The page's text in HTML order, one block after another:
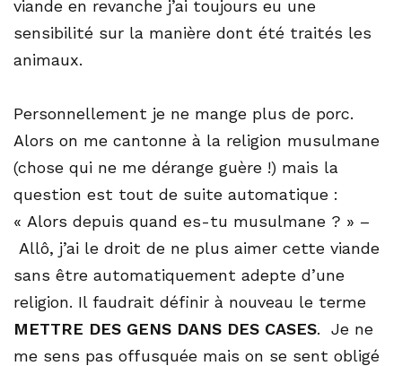
viande en revanche j’ai toujours eu une
sensibilité sur la manière dont été traités les
animaux.
Personnellement je ne mange plus de porc.
Alors on me cantonne à la religion musulmane
(chose qui ne me dérange guère !) mais la
question est tout de suite automatique :
« Alors depuis quand es-tu musulmane ? » –
Allô, j’ai le droit de ne plus aimer cette viande
sans être automatiquement adepte d’une
religion. Il faudrait définir à nouveau le terme
METTRE DES GENS DANS DES CASES. Je ne
me sens pas offusquée mais on se sent obligé